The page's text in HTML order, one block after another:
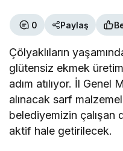
0 Paylaş
Çölyaklıların
glütensiz ekmek
adım atılıyor. İl
alınacak sarf
belediyemizin
aktif hale getirilecek.